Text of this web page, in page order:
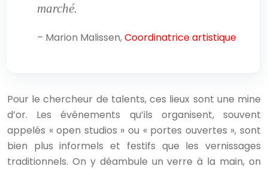
marché.
– Marion Malissen,Coordinatrice artistique
Pour le chercheur de talents, ces lieux sont une mine
d’or. Les événements qu’ils organisent, souvent
appelés « open studios » ou « portes ouvertes », sont
bien plus informels et festifs que les vernissages
traditionnels. On y déambule un verre à la main, on